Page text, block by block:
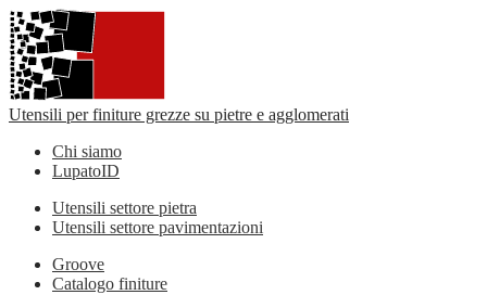
Utensili per finiture grezze su pietre e agglomerati
Chi siamo
LupatoID
Utensili settore pietra
Utensili settore pavimentazioni
Groove
Catalogo finiture